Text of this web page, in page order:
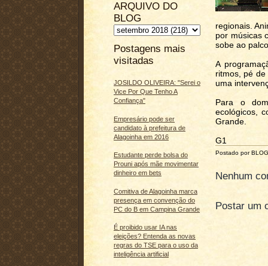
ARQUIVO DO
BLOG
Postagens mais
visitadas
JOSILDO OLIVEIRA: "Serei o
Vice Por Que Tenho A
Confiança"
Empresário pode ser
candidato à prefeitura de
Alagoinha em 2016
Estudante perde bolsa do
Prouni após mãe movimentar
dinheiro em bets
Comitiva de Alagoinha marca
presença em convenção do
PC do B em Campina Grande
É proibido usar IA nas
eleições? Entenda as novas
regras do TSE para o uso da
inteligência artificial
regionais.
por músicas
sobe ao
A
ritmos, pé
uma
Para o
ecológicos,
Grande.
G1
Postado por
Nenhum
Postar um